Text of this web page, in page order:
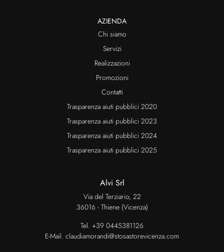
AZIENDA
Chi siamo
Servizi
Realizzazioni
Promozioni
Contatti
Trasparenza aiuti pubblici 2020
Trasparenza aiuti pubblici 2023
Trasparenza aiuti pubblici 2024
Trasparenza aiuti pubblici 2025
Alvi Srl
Via del Terziario, 22
36016 - Thiene (Vicenza)
Tel. +39 0445381126
E-Mail. claudiamorandi@stosastorevicenza.com